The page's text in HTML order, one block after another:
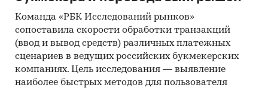
• Мешки и сумки из прочих пластмасс.
Ценовая ситуация:
Средние цены производителей:
• Мешки и сумки из полимеров этилена;
• Мешки и сумки из прочих пластмасс.
Команда «РБК Исследований рынков»
сопоставила скорости обработки транзакций
(ввод и вывод средств) различных платежных
сценариев в ведущих российских букмекерских
компаниях. Цель исследования — выявление
наиболее быстрых методов для пользователя